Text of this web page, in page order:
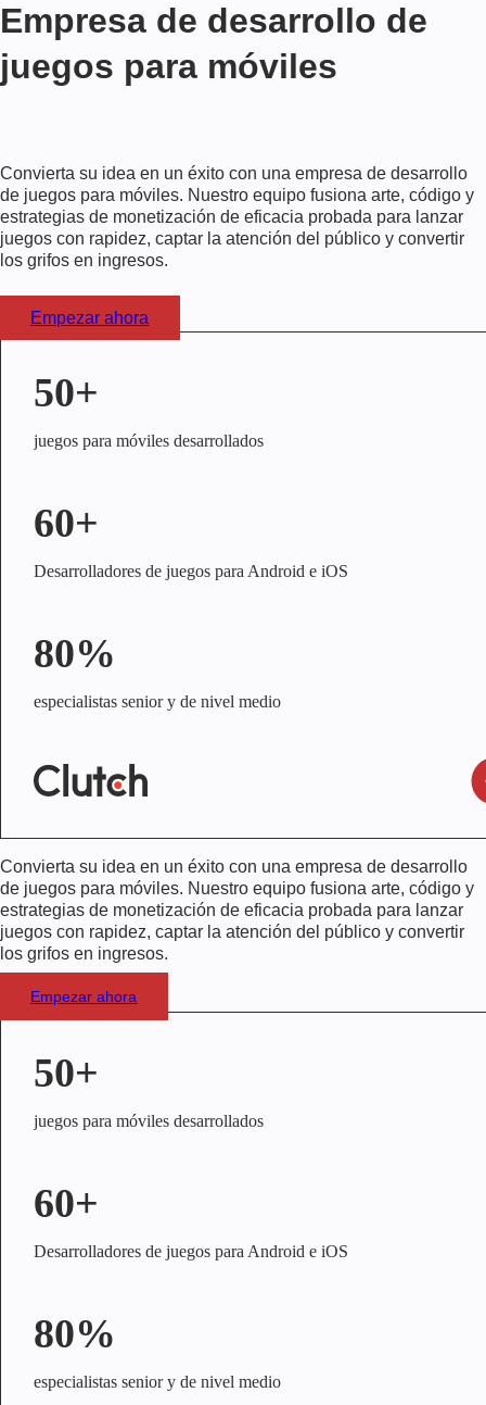
Empresa de desarrollo de
juegos para móviles
Convierta su idea en un éxito con una empresa de desarrollo
de juegos para móviles. Nuestro equipo fusiona arte, código y
estrategias de monetización de eficacia probada para lanzar
juegos con rapidez, captar la atención del público y convertir
los grifos en ingresos.
Empezar ahora
50+
juegos para móviles desarrollados
60+
Desarrolladores de juegos para Android e iOS
80%
especialistas senior y de nivel medio
Convierta su idea en un éxito con una empresa de desarrollo
de juegos para móviles. Nuestro equipo fusiona arte, código y
estrategias de monetización de eficacia probada para lanzar
juegos con rapidez, captar la atención del público y convertir
los grifos en ingresos.
Empezar ahora
50+
juegos para móviles desarrollados
60+
Desarrolladores de juegos para Android e iOS
80%
especialistas senior y de nivel medio